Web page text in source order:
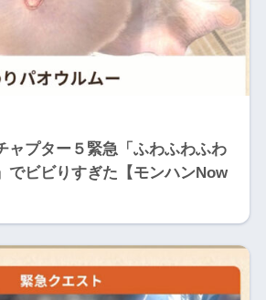
ャプター５緊急「ふわふわふわ
でビビりすぎた【モンハンNow